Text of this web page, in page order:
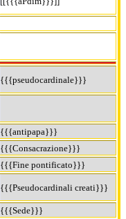
{{{pseudocardinale}}}
{{{antipapa}}}
{{{Consacrazione}}}
{{{Fine pontificato}}}
{{{Pseudocardinali creati}}}
{{{Sede}}}